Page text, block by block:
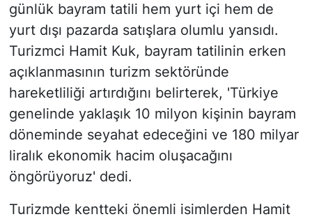
günlük bayram tatili hem yurt içi hem de
yurt dışı pazarda satışlara olumlu yansıdı.
Turizmci Hamit Kuk, bayram tatilinin erken
açıklanmasının turizm sektöründe
hareketliliği artırdığını belirterek, 'Türkiye
genelinde yaklaşık 10 milyon kişinin bayram
döneminde seyahat edeceğini ve 180 milyar
liralık ekonomik hacim oluşacağını
öngörüyoruz' dedi.
Turizmde kentteki önemli isimlerden Hamit